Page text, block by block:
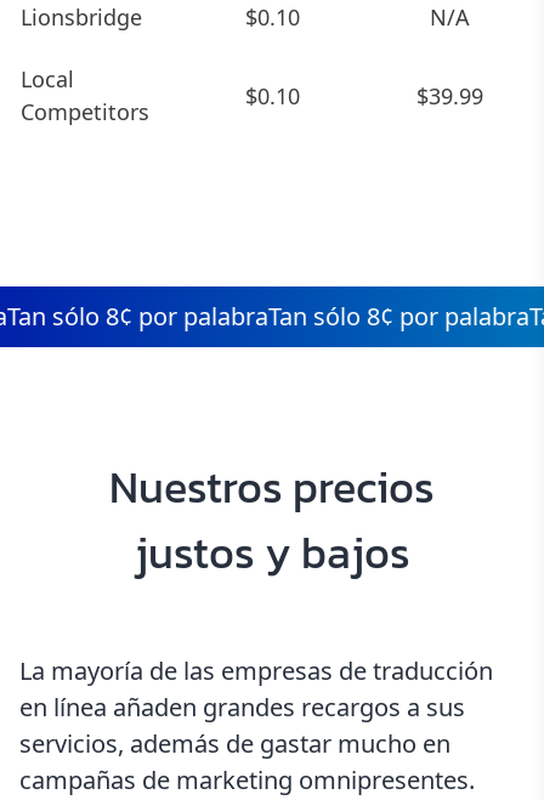
Lionsbridge $0.10 N/A
Local
Competitors
$0.10 $39.99
sólo 8¢ por palabraTan sólo 8¢ por palabraTan
Nuestros precios
justos y bajos
La mayoría de las empresas de traducción
en línea añaden grandes recargos a sus
servicios, además de gastar mucho en
campañas de marketing omnipresentes.